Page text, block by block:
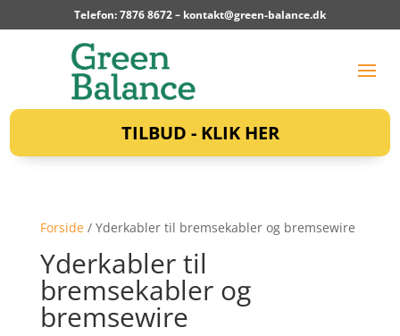
Telefon: 7876 8672 – kontakt@green-balance.dk
TILBUD - KLIK HER
Forside/ Yderkabler til bremsekabler og bremsewire
Yderkabler til
bremsekabler og
bremsewire